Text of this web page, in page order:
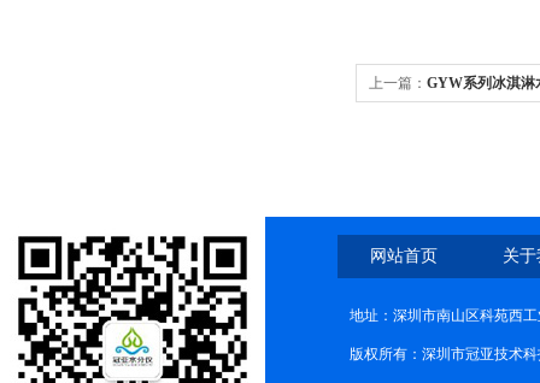
上一篇： GYW系列冰淇淋
网站首页 关
地址：深圳市南山区科苑西
版权所有：深圳市冠亚技术